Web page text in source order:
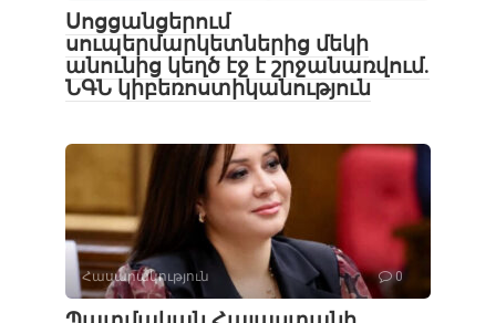
Սոցցանցերում
սուպերմարկետներից մեկի
անունից կեղծ էջ է շրջանառվում․
ՆԳՆ կիբեռոստիկանություն
Հասարակություն 0